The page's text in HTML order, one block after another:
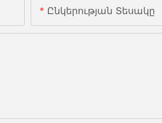
Ընկերության Տեսակը